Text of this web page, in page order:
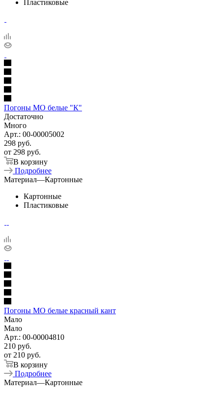
Пластиковые
Погоны МО белые "К"
Достаточно
Много
Арт.: 00-00005002
298 руб.
от 298 руб.
В корзину
Подробнее
Материал—Картонные
Картонные
Пластиковые
Погоны МО белые красный кант
Мало
Мало
Арт.: 00-00004810
210 руб.
от 210 руб.
В корзину
Подробнее
Материал—Картонные